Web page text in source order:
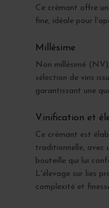
Ce crémant offre
fine, idéale pour
Millésime
Non millésimé
sélection de vins
garantissant une
Vinification et
Ce crémant est
traditionnelle, avec
bouteille qui lui
L'élevage sur lies
complexité et